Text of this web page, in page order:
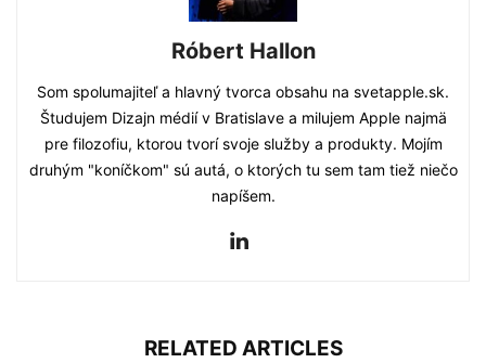
Róbert Hallon
Som spolumajiteľ a hlavný tvorca obsahu na svetapple.sk.
Študujem Dizajn médií v Bratislave a milujem Apple najmä
pre filozofiu, ktorou tvorí svoje služby a produkty. Mojím
druhým "koníčkom" sú autá, o ktorých tu sem tam tiež niečo
napíšem.
RELATED ARTICLES